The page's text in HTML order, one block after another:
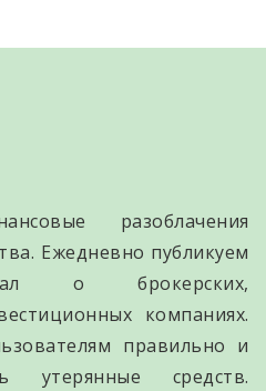
разоблачения
Ежедневно публикуем
о брокерских,
компаниях.
правильно и
утерянные средств.